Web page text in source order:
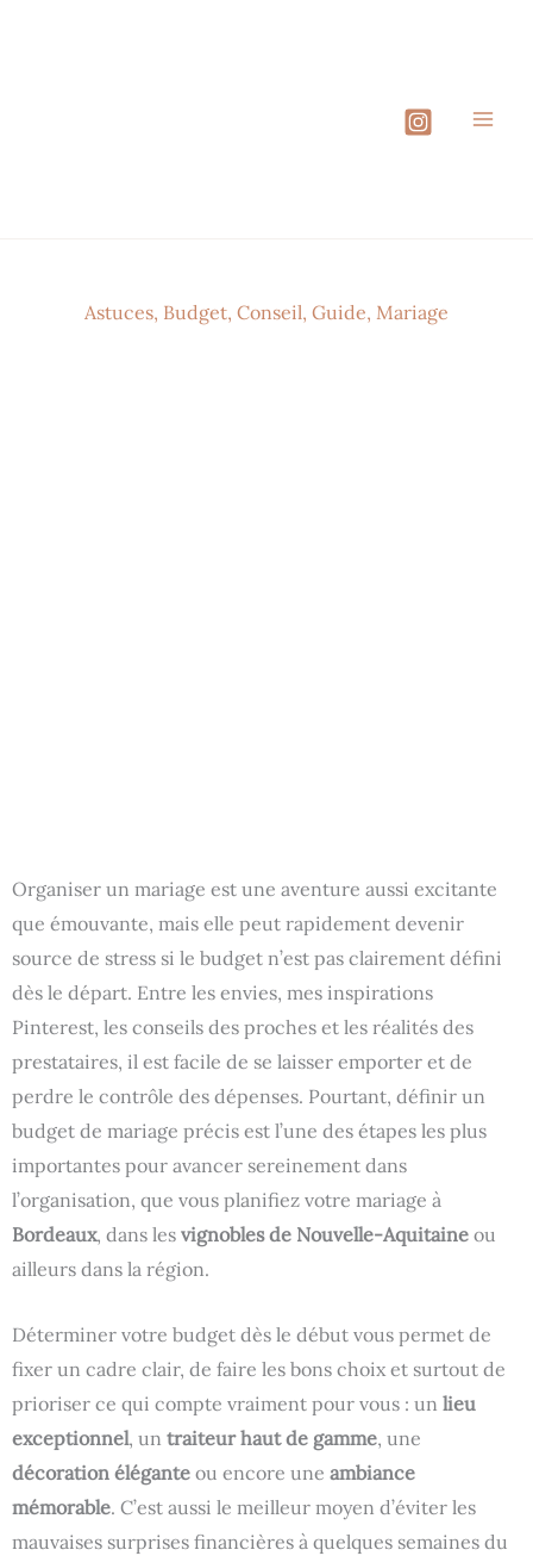
Astuces, Budget, Conseil, Guide, Mariage
Organiser un mariage est une aventure aussi excitante
que émouvante, mais elle peut rapidement devenir
source de stress si le budget n’est pas clairement défini
dès le départ. Entre les envies, mes inspirations
Pinterest, les conseils des proches et les réalités des
prestataires, il est facile de se laisser emporter et de
perdre le contrôle des dépenses. Pourtant, définir un
budget de mariage précis est l’une des étapes les plus
importantes pour avancer sereinement dans
l’organisation, que vous planifiez votre mariage à
Bordeaux, dans les vignobles de Nouvelle-Aquitaine ou
ailleurs dans la région.
Déterminer votre budget dès le début vous permet de
fixer un cadre clair, de faire les bons choix et surtout de
prioriser ce qui compte vraiment pour vous : un lieu
exceptionnel, un traiteur haut de gamme, une
décoration élégante ou encore une ambiance
mémorable. C’est aussi le meilleur moyen d’éviter les
mauvaises surprises financières à quelques semaines du